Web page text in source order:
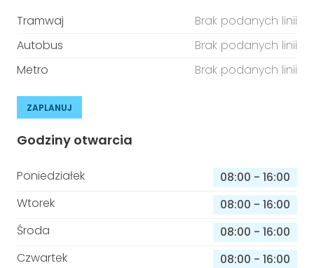
Tramwaj
Brak podanych linii
Autobus
Brak podanych linii
Metro
Brak podanych linii
ZAPLANUJ
Godziny otwarcia
Poniedziałek 08:00 - 16:00
Wtorek
08:00 - 16:00
Środa
08:00 - 16:00
Czwartek
08:00 - 16:00